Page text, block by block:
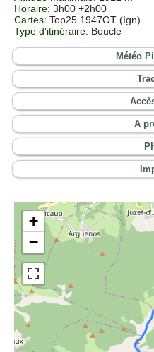
Horaire: 3h00 +2h00
Cartes: Top25 1947OT (Ign)
Type d'itinéraire: Boucle
Météo
A
+
−